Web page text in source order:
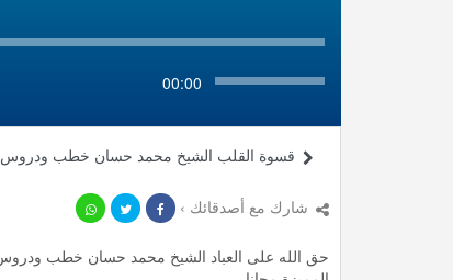
00:00
قسوة القلب الشيخ محمد حسان خطب ودروس
شارك مع أصدقائك ›